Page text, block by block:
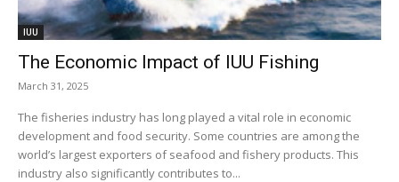
IUU
The Economic Impact of IUU Fishing
March 31, 2025
The fisheries industry has long played a vital role in economic
development and food security. Some countries are among the
world’s largest exporters of seafood and fishery products. This
industry also significantly contributes to...